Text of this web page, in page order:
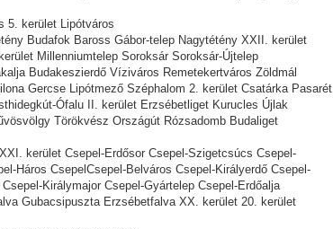
5. kerület Lipótváros
Budafok Baross Gábor-telep Nagytétény XXII. kerület
Millenniumtelep Soroksár Soroksár-Újtelep
Budakeszierdő Víziváros Remetekertváros Zöldmál
Gercse Lipótmező Széphalom 2. kerület Csatárka Pasarét
Ófalu II. kerület Erzsébetliget Kurucles Újlak
Törökvész Országút Rózsadomb Budaliget
kerület Csepel-Erdősor Csepel-Szigetcsúcs Csepel-
Háros CsepelCsepel-Belváros Csepel-Királyerdő Csepel-
Királymajor Csepel-Gyártelep Csepel-Erdőalja
Gubacsipuszta Erzsébetfalva XX. kerület 20. kerület